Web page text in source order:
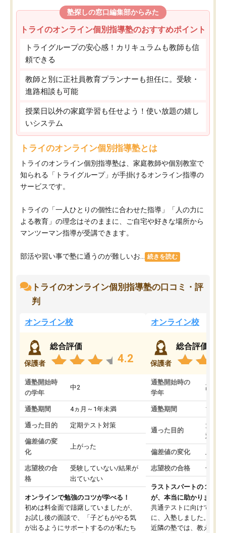
塾探しの窓口編集部からみた
トライのオンライン個別指導塾のおすすめポイント
トライグループの安心感！カリキュラムも教師も信
頼できる
教師と別に正社員教育プランナーも担任に。受験・
進路相談も可能
授業日以外の家庭学習も任せよう！使い放題の嬉し
いシステム
トライのオンライン個別指導塾とは
トライのオンライン個別指導塾は、家庭教師や個別教室で
知られる「トライグループ」が手掛けるオンライン指導の
サービスです。
トライの「一人ひとりの個性に合わせた指導」「人の力に
よる教育」の理念はそのままに、ご自宅や好きな場所から
マンツーマン指導が受講できます。
部活や習い事で塾に通うのが難しいお... 続きを読む
トライのオンライン個別指導塾の口コミ・評
判
オンライン校
保護者
総合評価
4.2
通塾開始時
の学年
中2
通塾期間 4ヵ月～1年未満
通った目的 定期テスト対策
偏差値の変
化
上がった
志望校の合
格
受験していない/結果が
出ていない
オンラインで勉強のコツが学べる！
初めは料金面で躊躇していましたが、
お試し後の面談で、「子どもがやる気
が出るようにサポートするのが私たち
オンライン校
保護者
総合評価
通塾開始時の
学年
高3
通塾期間 1～3
通った目的
大学
対策
偏差値の変化
志望校の合格 合格
ラストスパートの１か月
が、本当に助かりました
共通テストに向けての追
に、入塾しました。田舎
近隣の塾では、教えても